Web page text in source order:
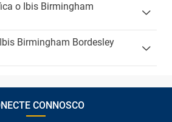
o Ibis Birmingham
Birmingham Bordesley
CONNOSCO